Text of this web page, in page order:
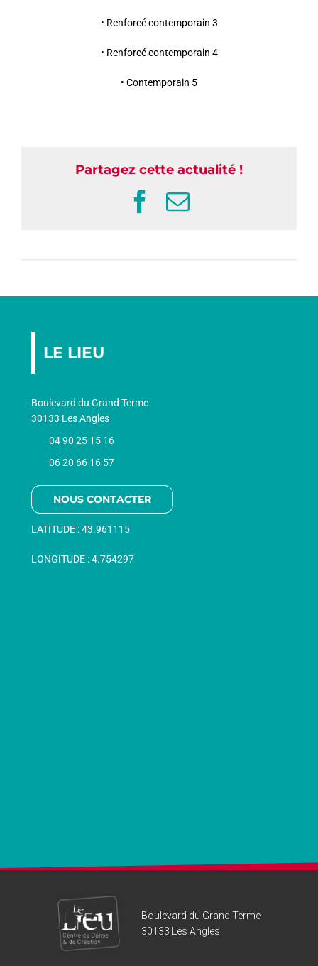
• Renforcé contemporain 3
• Renforcé contemporain 4
• Contemporain 5
Partagez cette actualité !
Facebook
Email
LE LIEU
Boulevard du Grand Terme
30133 Les Angles
04 90 25 15 16
06 20 66 16 57
NOUS CONTACTER
LATITUDE :43.961115
LONGITUDE :4.754297
Boulevard du Grand Terme
30133 Les Angles